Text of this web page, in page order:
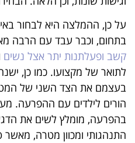
על כן, ההמלצה היא לבחור
בתחום, וכבר עבד עם הרבה
קשב ופעלתנות יתר אצל נשים
לתואר של מקצועו. כמו כן,
בעצמם את הצד השני של
הורים לילדים עם ההפרעה.
בהפרעה, מומלץ לשים את
התנהגותי ומכוון מטרה, מאשר
התקשרו: 054-3093096